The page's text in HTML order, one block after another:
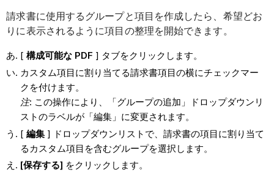
請求書に使用するグループと項目を作成したら、希望どお
りに表示されるように項目の整理を開始できます。
[ 構成可能な PDF ] タブをクリックします。
カスタム項目に割り当てる請求書項目の横にチェックマー
クを付けます。
注: この操作により、「グループの追加」ドロップダウンリ
ストのラベルが「編集」に変更されます。
[ 編集] ドロップダウンリストで、請求書の項目に割り当て
るカスタム項目を含むグループを選択します。
[保存する] をクリックします。